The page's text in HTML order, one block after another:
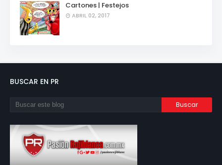
Cartones | Festejos
ABRIL 02, 2017
BUSCAR EN PR